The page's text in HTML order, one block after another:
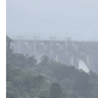
Tài nguyên và Môi trường
Chuyên gia của bạn
Xã hội chuyển động
Bước chân đến trường